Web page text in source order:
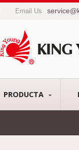
Email Us
PRODUCTA